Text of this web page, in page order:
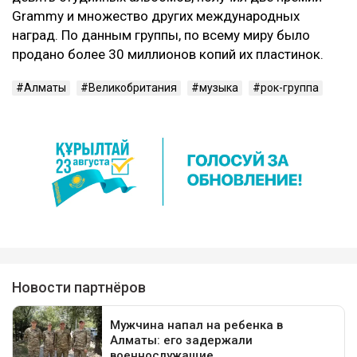
Grammy и множество других международных
наград. По данным группы, по всему миру было
продано более 30 миллионов копий их пластинок.
Алматы Великобритания музыка рок-группа